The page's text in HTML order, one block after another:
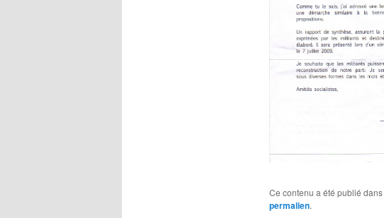
Ce contenu a été publié dans
permalien.